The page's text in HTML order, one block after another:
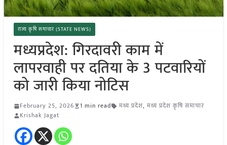
राज्य कृषि समाचार (STATE NEWS)
मध्यप्रदेश: गिरदावरी काम में
लापरवाही पर दतिया के 3 पटवारियों
को जारी किया नोटिस
February 25, 2026 1 min read मध्य प्रदेश, मध्य प्रदेश कृषि समाचार
Krishak Jagat